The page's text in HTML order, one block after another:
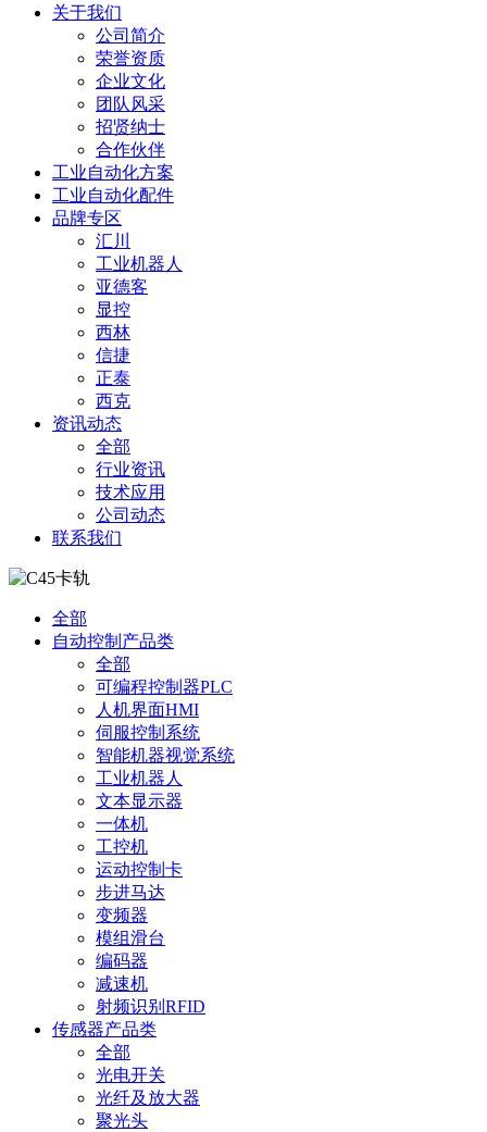
关于我们
公司简介
荣誉资质
企业文化
团队风采
招贤纳士
合作伙伴
工业自动化方案
工业自动化配件
品牌专区
汇川
工业机器人
亚德客
显控
西林
信捷
正泰
西克
资讯动态
全部
行业资讯
技术应用
公司动态
联系我们
全部
自动控制产品类
全部
可编程控制器PLC
人机界面HMI
伺服控制系统
智能机器视觉系统
工业机器人
文本显示器
一体机
工控机
运动控制卡
步进马达
变频器
模组滑台
编码器
减速机
射频识别RFID
传感器产品类
全部
光电开关
光纤及放大器
聚光头